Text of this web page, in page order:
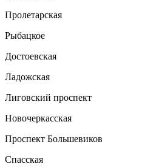
Пролетарская
Рыбацкое
Достоевская
Ладожская
Лиговский проспект
Новочеркасская
Проспект Большевиков
Спасская